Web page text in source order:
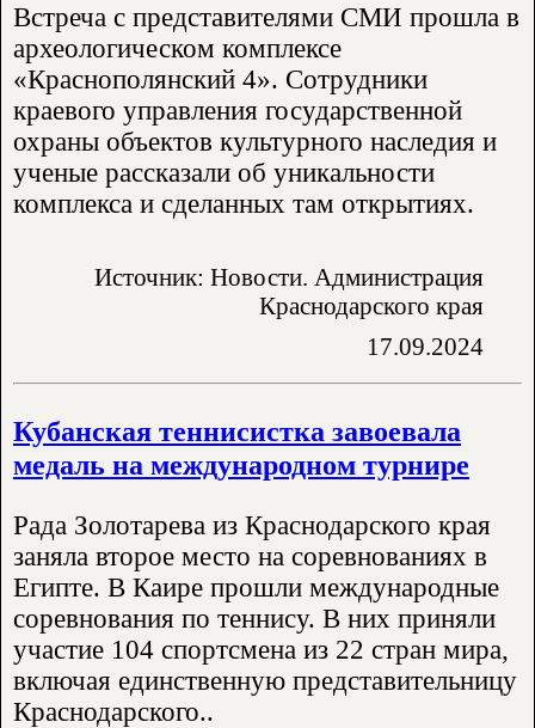
Встреча с представителями СМИ прошла в
археологическом комплексе
«Краснополянский 4». Сотрудники
краевого управления государственной
охраны объектов культурного наследия и
ученые рассказали об уникальности
комплекса и сделанных там открытиях.
Источник: Новости. Администрация
Краснодарского края
17.09.2024
Кубанская теннисистка завоевала
медаль на международном турнире
Рада Золотарева из Краснодарского края
заняла второе место на соревнованиях в
Египте. В Каире прошли международные
соревнования по теннису. В них приняли
участие 104 спортсмена из 22 стран мира,
включая единственную представительницу
Краснодарского..